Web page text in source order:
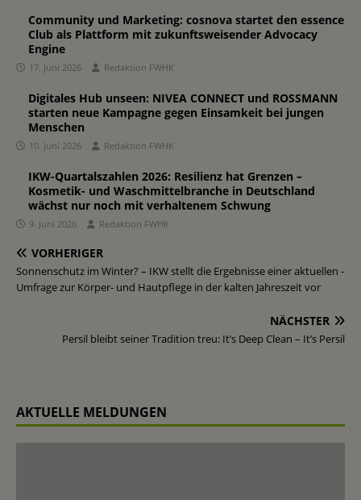
Community und Marketing: cosnova startet den essence
Club als Plattform mit zukunftsweisender Advocacy
Engine
17. Juni 2026 Redaktion FWHK
Digitales Hub unseen: NIVEA CONNECT und ROSSMANN
starten neue Kampagne gegen Einsamkeit bei jungen
Menschen
10. Juni 2026 Redaktion FWHK
IKW-Quartalszahlen 2026: Resilienz hat Grenzen –
Kosmetik- und Waschmittelbranche in Deutschland
wächst nur noch mit verhaltenem Schwung
9. Juni 2026 Redaktion FWHK
VORHERIGER
Sonnenschutz im Winter? – IKW stellt die Ergebnisse einer aktuellen -
Umfrage zur Körper- und Hautpflege in der kalten Jahreszeit vor
NÄCHSTER
Persil bleibt seiner Tradition treu: It’s Deep Clean – It’s Persil
AKTUELLE MELDUNGEN